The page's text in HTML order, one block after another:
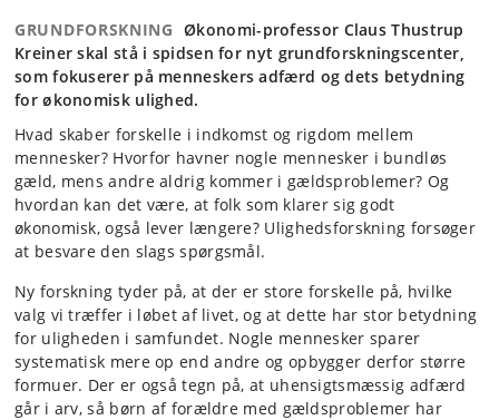
GRUNDFORSKNING Økonomi-professor Claus Thustrup
Kreiner skal stå i spidsen for nyt grundforskningscenter,
som fokuserer på menneskers adfærd og dets betydning
for økonomisk ulighed.
Hvad skaber forskelle i indkomst og rigdom mellem
mennesker? Hvorfor havner nogle mennesker i bundløs
gæld, mens andre aldrig kommer i gældsproblemer? Og
hvordan kan det være, at folk som klarer sig godt
økonomisk, også lever længere? Ulighedsforskning forsøger
at besvare den slags spørgsmål.
Ny forskning tyder på, at der er store forskelle på, hvilke
valg vi træffer i løbet af livet, og at dette har stor betydning
for uligheden i samfundet. Nogle mennesker sparer
systematisk mere op end andre og opbygger derfor større
formuer. Der er også tegn på, at uhensigtsmæssig adfærd
går i arv, så børn af forældre med gældsproblemer har